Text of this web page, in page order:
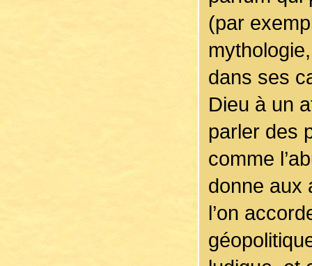
(par
dans ses
Dieu à un
parler des
comme
donne aux
l’on